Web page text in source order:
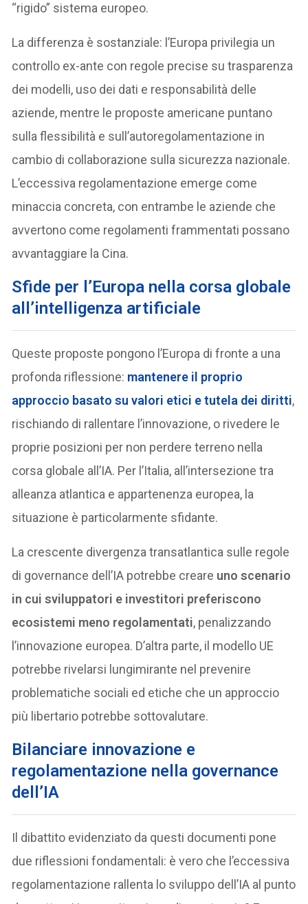
“rigido” sistema europeo.
La differenza è sostanziale: l’Europa privilegia un
controllo ex-ante con regole precise su trasparenza
dei modelli, uso dei dati e responsabilità delle
aziende, mentre le proposte americane puntano
sulla flessibilità e sull’autoregolamentazione in
cambio di collaborazione sulla sicurezza nazionale.
L’eccessiva regolamentazione emerge come
minaccia concreta, con entrambe le aziende che
avvertono come regolamenti frammentati possano
avvantaggiare la Cina.
Sfide per l’Europa nella corsa globale
all’intelligenza artificiale
Queste proposte pongono l’Europa di fronte a una
profonda riflessione: mantenere il proprio
approccio basato su valori etici e tutela dei diritti,
rischiando di rallentare l’innovazione, o rivedere le
proprie posizioni per non perdere terreno nella
corsa globale all’IA. Per l’Italia, all’intersezione tra
alleanza atlantica e appartenenza europea, la
situazione è particolarmente sfidante.
La crescente divergenza transatlantica sulle regole
di governance dell’IA potrebbe creare uno scenario
in cui sviluppatori e investitori preferiscono
ecosistemi meno regolamentati, penalizzando
l’innovazione europea. D’altra parte, il modello UE
potrebbe rivelarsi lungimirante nel prevenire
problematiche sociali ed etiche che un approccio
più libertario potrebbe sottovalutare.
Bilanciare innovazione e
regolamentazione nella governance
dell’IA
Il dibattito evidenziato da questi documenti pone
due riflessioni fondamentali: è vero che l’eccessiva
regolamentazione rallenta lo sviluppo dell’IA al punto